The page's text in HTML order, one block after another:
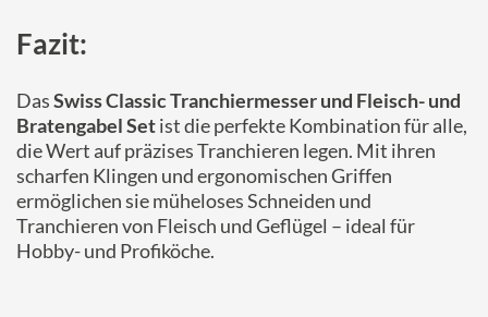
Fazit:
DasSwiss Classic Tranchiermesser und Fleisch- und
Bratengabel Setist die perfekte Kombination für alle,
die Wert auf präzises Tranchieren legen. Mit ihren
scharfen Klingen und ergonomischen Griffen
ermöglichen sie müheloses Schneiden und
Tranchieren von Fleisch und Geflügel – ideal für
Hobby- und Profiköche.